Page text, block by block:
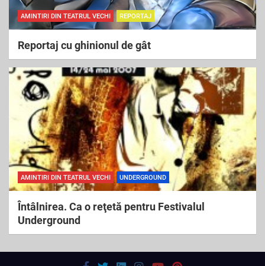
AMINTIRI DIN TEATRUL VECHI REPORTAJ
Reportaj cu ghinionul de gât
AMINTIRI DIN TEATRUL VECHI UNDERGROUND
Întâlnirea. Ca o reţetă pentru Festivalul
Underground